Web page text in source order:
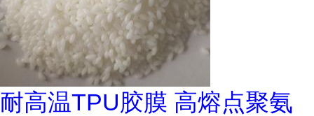
耐高温TPU胶膜 高熔点聚氨